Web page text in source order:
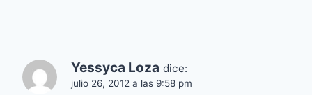
Yessyca Loza dice:
julio 26, 2012 a las 9:58 pm